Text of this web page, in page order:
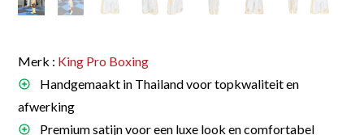
Merk : King Pro Boxing
Handgemaakt in Thailand voor topkwaliteit en
afwerking
Premium satijn voor een luxe look en comfortabel